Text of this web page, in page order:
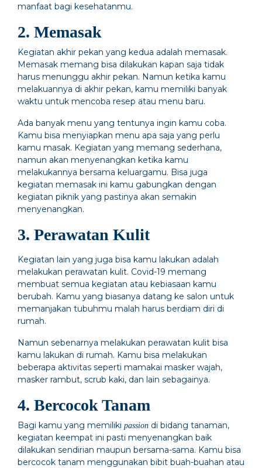
manfaat bagi kesehatanmu.
2. Memasak
Kegiatan akhir pekan yang kedua adalah memasak.
Memasak memang bisa dilakukan kapan saja tidak
harus menunggu akhir pekan. Namun ketika kamu
melakuannya di akhir pekan, kamu memiliki banyak
waktu untuk mencoba resep atau menu baru.
Ada banyak menu yang tentunya ingin kamu coba.
Kamu bisa menyiapkan menu apa saja yang perlu
kamu masak. Kegiatan yang memang sederhana,
namun akan menyenangkan ketika kamu
melakukannya bersama keluargamu. Bisa juga
kegiatan memasak ini kamu gabungkan dengan
kegiatan piknik yang pastinya akan semakin
menyenangkan.
3. Perawatan Kulit
Kegiatan lain yang juga bisa kamu lakukan adalah
melakukan perawatan kulit. Covid-19 memang
membuat semua kegiatan atau kebiasaan kamu
berubah. Kamu yang biasanya datang ke salon untuk
memanjakan tubuhmu malah harus berdiam diri di
rumah.
Namun sebenarnya melakukan perawatan kulit bisa
kamu lakukan di rumah. Kamu bisa melakukan
beberapa aktivitas seperti mamakai masker wajah,
masker rambut, scrub kaki, dan lain sebagainya.
4. Bercocok Tanam
Bagi kamu yang memiliki passion di bidang tanaman,
kegiatan keempat ini pasti menyenangkan baik
dilakukan sendirian maupun bersama-sama. Kamu bisa
bercocok tanam menggunakan bibit buah-buahan atau